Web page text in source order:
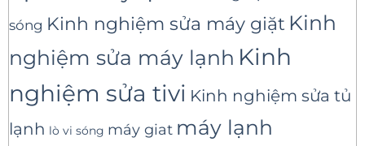
sóng Kinh nghiệm sửa máy giặt Kinh
nghiệm sửa máy lạnh Kinh
nghiệm sửa tivi Kinh nghiệm sửa tủ
lạnh lò vi sóng máy giat máy lạnh